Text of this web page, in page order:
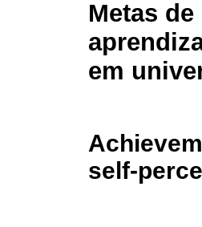
Metas
em
self-